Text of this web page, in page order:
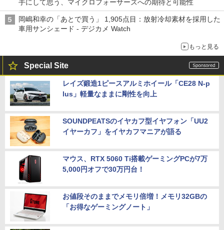
手にして思う、マイクロフォーサーズへの期待と可能性
岡嶋和幸の「あとで買う」 1,905点目：放射冷却素材を採用した
車用サンシェード - デジカメ Watch
もっと見る
Special Site
レイズ鍛造1ピースアルミホイール「CE28 N-p
lus」軽量なままに剛性を向上
SOUNDPEATSのイヤカフ型イヤフォン「UU2
イヤーカフ」をイヤカフマニアが語る
マウス、RTX 5060 Ti搭載ゲーミングPCが7万
5,000円オフで30万円台！
お値段そのままでメモリ倍増！メモリ32GBの
「お得なゲーミングノート」